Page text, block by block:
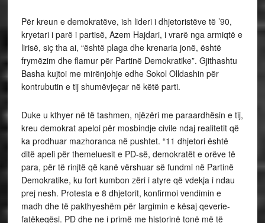
Për kreun e demokratëve, ish lideri i dhjetoristëve të ’90,
kryetari i parë i partisë, Azem Hajdari, i vrarë nga armiqtë e
lirisë, siç tha ai, “është plaga dhe krenaria jonë, është
frymëzim dhe flamur për Partinë Demokratike”. Gjithashtu
Basha kujtoi me mirënjohje edhe Sokol Olldashin për
kontrubutin e tij shumëvjeçar në këtë parti.
Duke u kthyer në të tashmen, njëzëri me paraardhësin e tij,
kreu demokrat apeloi për mosbindje civile ndaj realitetit që
ka prodhuar mazhoranca në pushtet. “11 dhjetori është
ditë apeli për themeluesit e PD-së, demokratët e orëve të
para, për të rinjtë që kanë vërshuar së fundmi në Partinë
Demokratike, ku fort kumbon zëri i atyre që vdekja i ndau
prej nesh. Protesta e 8 dhjetorit, konfirmoi vendimin e
madh dhe të pakthyeshëm për largimin e kësaj qeverie-
fatëkeqësi. PD dhe ne i primë me historinë tonë më të